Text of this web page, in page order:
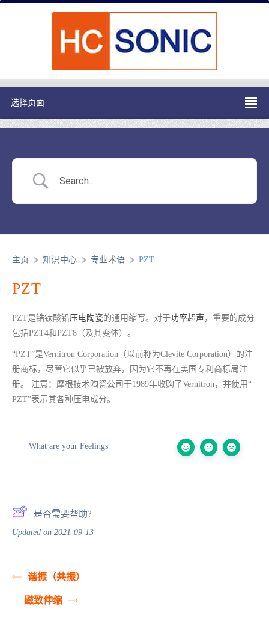
选择页面...
主页 知识中心 专业术语 PZT
PZT
PZT是锆钛酸铅压电陶瓷的通用缩写。对于功率超声 ，重要的成分
包括PZT4和PZT8（及其变体）。
“PZT”是Vernitron Corporation（以前称为Clevite Corporation）的注
册商标，尽管它似乎已被放弃，因为它不再在美国专利商标局注
册。 注意：摩根技术陶瓷公司于1989年收购了Vernitron，并使用“
PZT”表示其各种压电成分。
What are your Feelings
是否需要帮助?
Updated on 2021-09-13
谐振（共振）
磁致伸缩